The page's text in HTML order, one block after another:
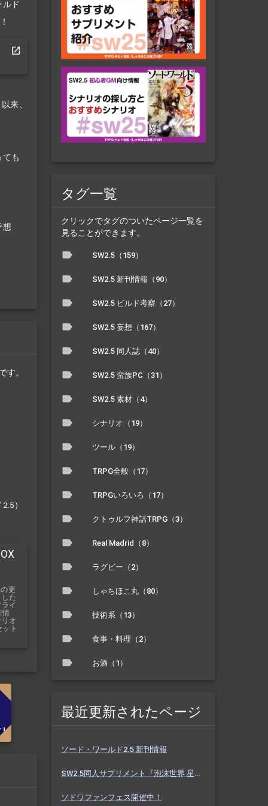
ド
来、
も
想
す。
）
更
た
イ
情
オ
ト
タグ一覧
クリックでタグのついたページ一覧を
見ることができます。
SW2.5（159）
SW2.5 新刊情報（90）
SW2.5 ビルド考察（27）
SW2.5 妄想（167）
SW2.5 同人誌（40）
SW2.5 蛮族PC（31）
SW2.5 素材（4）
シナリオ（19）
ツール（19）
TRPG全般（17）
TRPGいろいろ（17）
クトゥルフ神話TRPG（3）
Real Madrid（8）
ラグビー（2）
しゃちほこ丸（80）
技術系（13）
食事・料理（2）
お酒（1）
最近更新されたページ
ソード・ワールド2.5 新刊情報
SW2.5同人サプリメント『泡沫世界 星と砂のノクターン』 #ホスノク
ソドワファンフェス開催中！